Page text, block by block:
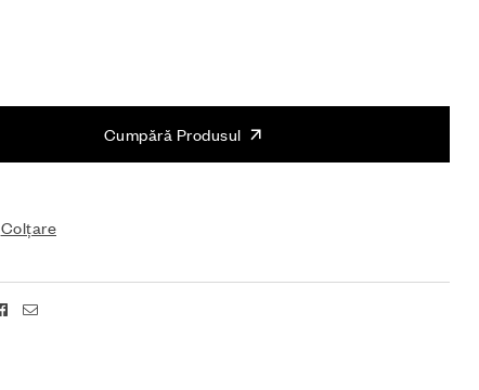
Cumpără Produsul
Colțare
Facebook
Email